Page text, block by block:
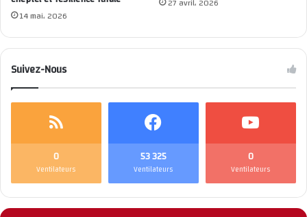
14 mai، 2026
Suivez-Nous
0
Ventilateurs
53 325
Ventilateurs
0
Ventilateurs